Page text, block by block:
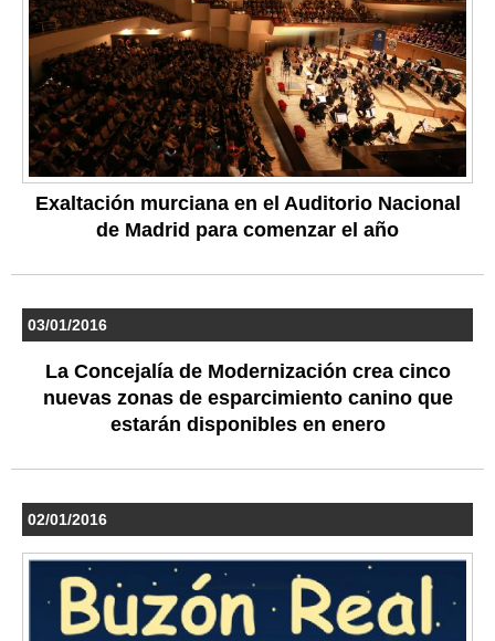
Exaltación murciana en el Auditorio Nacional
de Madrid para comenzar el año
03/01/2016
La Concejalía de Modernización crea cinco
nuevas zonas de esparcimiento canino que
estarán disponibles en enero
02/01/2016